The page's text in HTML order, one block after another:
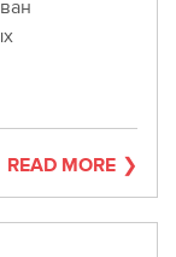
READ MORE